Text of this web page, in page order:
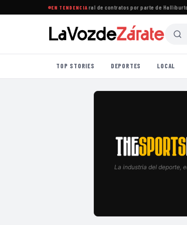
EN TENDENCIA
rechazan recorte unilateral de contratos por parte de Halliburton·
TOP STORIES DEPORTES LOCAL
La industria del deporte,